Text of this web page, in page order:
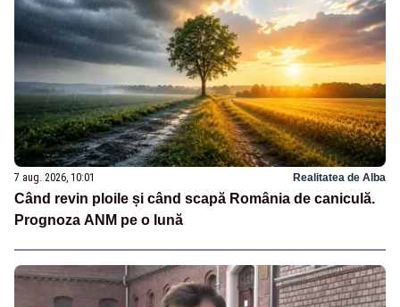
7 aug. 2026, 10:01 Realitatea de Alba
Când revin ploile și când scapă România de caniculă.
Prognoza ANM pe o lună